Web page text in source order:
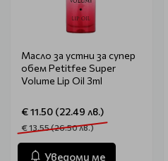
Масло за устни за супер
обем Petitfee Super
Volume Lip Oil 3ml
€ 11.50 (22.49 лв.)
€ 13.55 (26.50 лв.)
Уведоми ме